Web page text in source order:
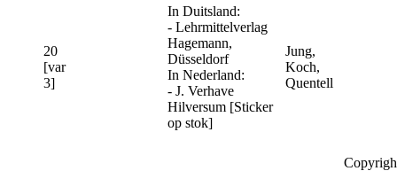
20
[var
3]
In Duitsland:
- Lehrmittelverlag
Hagemann,
Düsseldorf
In Nederland:
- J. Verhave
Hilversum [Sticker
op stok]
Jung,
Koch,
Quentell